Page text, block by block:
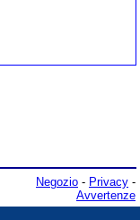
Negozio - Privacy -
Avvertenze